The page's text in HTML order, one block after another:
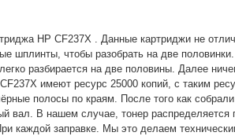
HP CF237X . Данные картриджи не
шплинты, чтобы разобрать на две
разбирается на две половины. Далее
имеют ресурс 25000 копий, с таким
полосы по краям. После того как
В нашем случае, тонер распределяется
каждой заправке. Мы это делаем